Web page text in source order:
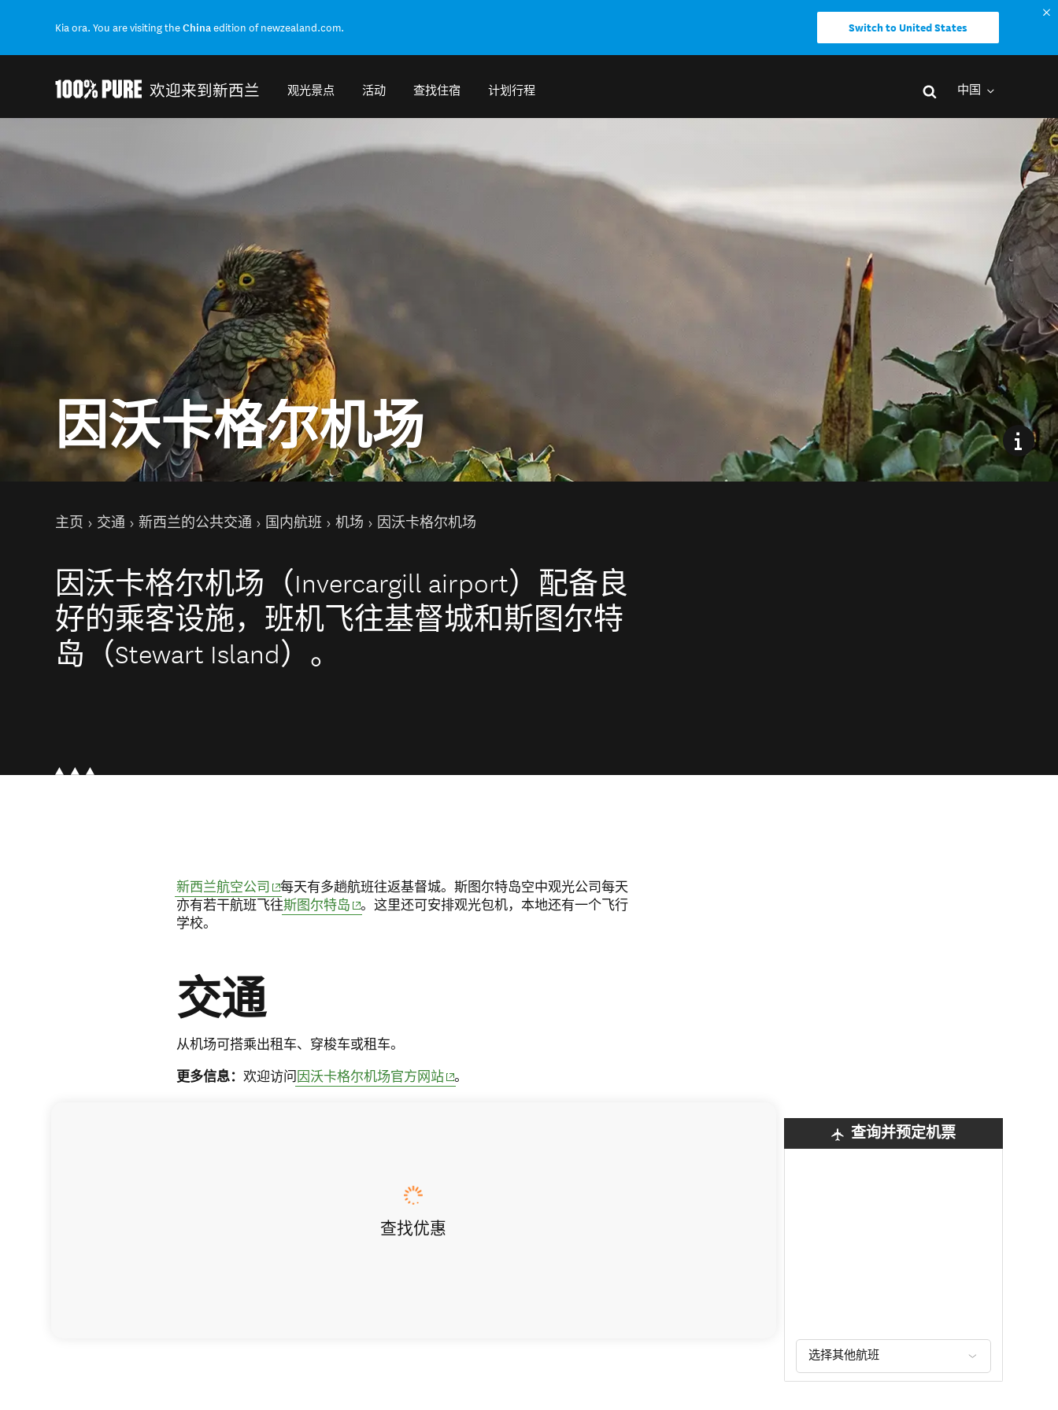
Kia ora. You are visiting theChinaedition of newzealand.com. Switch to United States
欢迎来到新西兰 观光景点 活动 查找住宿 计划行程 中国
因沃卡格尔机场
你的位置
主页 交通 新西兰的公共交通 国内航班 机场 因沃卡格尔机场
因沃卡格尔机场（Invercargill airport）配备良
好的乘客设施，班机飞往基督城和斯图尔特
岛（Stewart Island）。
新西兰航空公司 (opens in new window)
每天有多趟航班往返基督城。斯图尔特岛空中观光公司每天
亦有若干航班飞往斯图尔特岛 (opens in new window)
。这里还可安排观光包机，本地还有一个飞行
学校。
交通
从机场可搭乘出租车、穿梭车或租车。
更多信息：欢迎访问 因沃卡格尔机场官方网站(opens in new window)
。
查找优惠
查询并预定机票
选择其他航班